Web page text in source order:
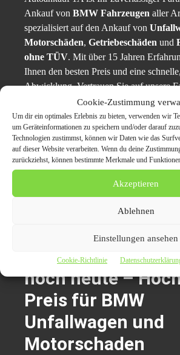
Cookie-Zustimmung
Um dir ein optimales Erlebnis zu bieten, verwenden wir
um Geräteinformationen zu speichern und/oder darauf
Technologien zustimmst, können wir Daten wie das
auf dieser Website verarbeiten. Wenn du deine
zurückziehst, können bestimmte Merkmale und
Akzeptieren
Ablehnen
Einstellungen ansehen
Cookie-Richtlinie
Ankauf von BMW Fahrzeugen aller
spezialisiert auf den Ankauf von
Motorschäden, Getriebeschäden und
ohne TÜV. Mit über 15 Jahren
Ihnen den besten Preis und eine
Abwicklung. Vertrauen Sie auf unsere
verkaufen Sie Ihr Auto noch heute!
Originalinhalt von Autoankauf-1a, veröffentlicht
Ankauf in Hamburg: Verkaufen Sie Ihr Auto noch
BMW Unfallwagen und Motorschaden„, übermittelt
BMW Ankauf in
Verkaufen Sie Ihr
noch heute –
Preis für BMW
Unfallwagen und
Motorschaden